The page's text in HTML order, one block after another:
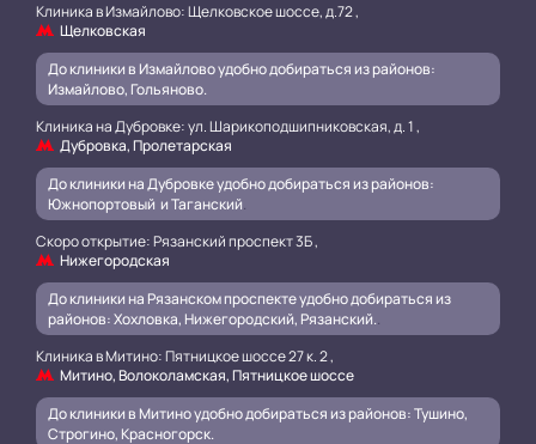
Клиника в Измайлово: Щелковское шоссе, д.72 ,
Щелковская
До клиники в Измайлово удобно добираться из районов:
Измайлово, Гольяново.
Клиника на Дубровке: ул. Шарикоподшипниковская, д. 1 ,
Дубровка, Пролетарская
До клиники на Дубровке удобно добираться из районов:
Южнопортовый и Таганский.
Скоро открытие: Рязанский проспект 3Б ,
Нижегородская
До клиники на Рязанском проспекте удобно добираться из
районов: Хохловка, Нижегородский, Рязанский..
Клиника в Митино: Пятницкое шоссе 27 к. 2 ,
Митино, Волоколамская, Пятницкое шоссе
До клиники в Митино удобно добираться из районов: Тушино,
Строгино, Красногорск.